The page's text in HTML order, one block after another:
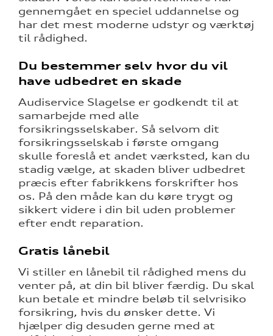
gennemgået en speciel uddannelse og
har det mest moderne udstyr og værktøj
til rådighed.
Du bestemmer selv hvor du vil
have udbedret en skade
Audiservice Slagelse er godkendt til at
samarbejde med alle
forsikringsselskaber. Så selvom dit
forsikringsselskab i første omgang
skulle foreslå et andet værksted, kan du
stadig vælge, at skaden bliver udbedret
præcis efter fabrikkens forskrifter hos
os. På den måde kan du køre trygt og
sikkert videre i din bil uden problemer
efter endt reparation.
Gratis lånebil
Vi stiller en lånebil til rådighed mens du
venter på, at din bil bliver færdig. Du skal
kun betale et mindre beløb til selvrisiko
forsikring, hvis du ønsker dette. Vi
hjælper dig desuden gerne med at